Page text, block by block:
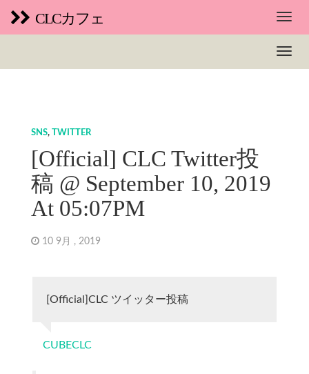
CLCカフェ
SNS, TWITTER
[Official] CLC Twitter投
稿 @ September 10, 2019
At 05:07PM
10 9月 , 2019
[Official]CLC ツイッター投稿
CUBECLC